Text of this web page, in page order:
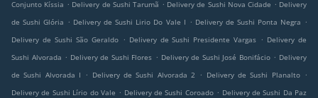
Conjunto Kíssia . Delivery de Sushi Tarumã . Delivery de Sushi Nova Cidade . Delivery
de Sushi Glória . Delivery de Sushi Lirio Do Vale I . Delivery de Sushi Ponta Negra .
Delivery de Sushi São Geraldo . Delivery de Sushi Presidente Vargas . Delivery de
Sushi Alvorada . Delivery de Sushi Flores . Delivery de Sushi José Bonifácio . Delivery
de Sushi Alvorada I
. Delivery de Sushi Alvorada 2 . Delivery de Sushi Planalto .
Delivery de Sushi Lírio do Vale . Delivery de Sushi Coroado . Delivery de Sushi Da Paz